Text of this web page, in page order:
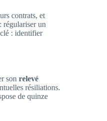
contrats, et
régulariser un
: identifier
son relevé
résiliations.
de quinze